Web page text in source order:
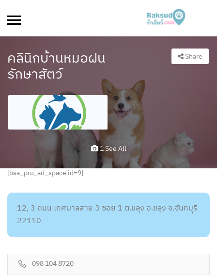
คลินิกบ้านหมอฝน
รักษาสัตว์
Share
1 See All
[bsa_pro_ad_space id=9]
12, 3 ถนน เทศบาลสาย 3 ซอย 1 ต.ขลุง อ.ขลุง จ.จันทบุรี
22110
098 104 8720